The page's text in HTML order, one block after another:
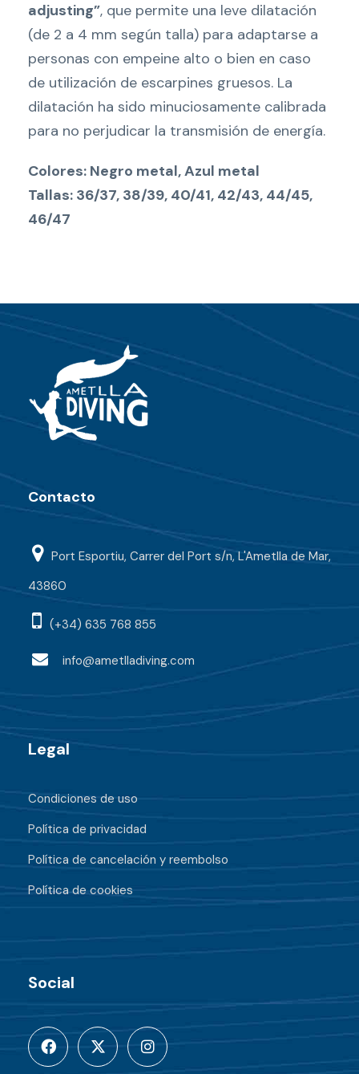
adjusting”, que permite una leve dilatación
(de 2 a 4 mm según talla) para adaptarse a
personas con empeine alto o bien en caso
de utilización de escarpines gruesos. La
dilatación ha sido minuciosamente calibrada
para no perjudicar la transmisión de energía.
Colores: Negro metal, Azul metal
Tallas: 36/37, 38/39, 40/41, 42/43, 44/45,
46/47
Contacto
Port Esportiu, Carrer del Port s/n, L'Ametlla de Mar,
43860
(+34) 635 768 855
info@ametlladiving.com
Legal
Condiciones de uso
Política de privacidad
Política de cancelación y reembolso
Política de cookies
Social